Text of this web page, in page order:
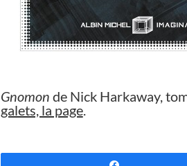
Gnomon de Nick Harkaway,
galets, la page.